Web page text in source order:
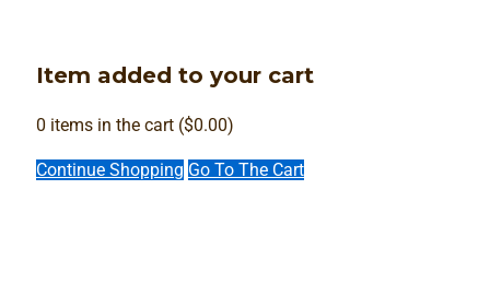
Item added to your cart
0 items in the cart ($0.00)
Continue Shopping Go To The Cart